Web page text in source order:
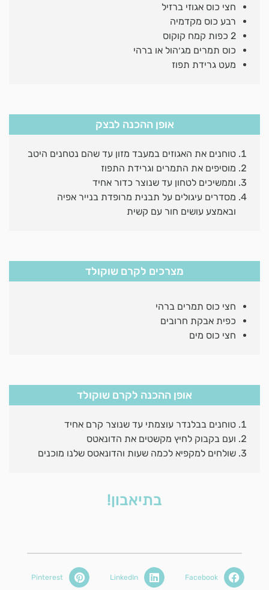
חצי כוס אגוזי ברזיל
רבע כוס מקדמיה
2 כפות קמח קוקוס
כוס תמרים מג׳הול או ברהי
מעט גרידת תפוז
אופן ההכנה לבצק
טוחנים את האגוזים במעבד מזון עד שהם נטחנים היטב
מוסיפים את התמרים וגרידת התפוז
וממשיכים לטחון עד שנוצר כדור אחיד
מסדרים עיגולים על תבנית מרופדת בנייר אפיה
ובאמצע עושים חור עם קשית
מצרכים לקרם שוקולד
חצי כוס תמרים ברהי
כפית אבקת חרובים
חצי כוס מים
אופן ההכנה לקרם שוקולד
טוחנים בבלנדר עוצמתי עד שנוצר קרם אחיד
ועם בקבוק לחיץ מקשטים את הדונאטס
שולחים למקפיא לכמה שעות והדונאטס שלנו מוכנים
בתיאבון!
Facebook
LinkedIn
Pinterest